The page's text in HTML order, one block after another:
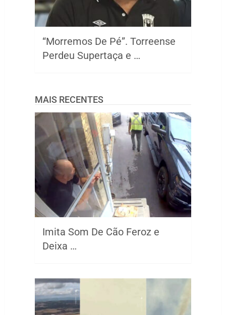
“Morremos De Pé”. Torreense
Perdeu Supertaça e …
MAIS RECENTES
Imita Som De Cão Feroz e
Deixa …